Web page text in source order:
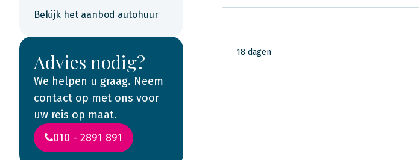
Bekijk het aanbod autohuur
Advies nodig?
We helpen u graag. Neem
contact op met ons voor
uw reis op maat.
010 - 2891 891
18 dagen